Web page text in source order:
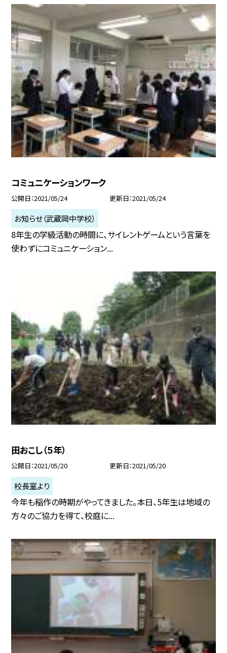
コミュニケーションワーク
公開日 2021/05/24 更新日 2021/05/24
お知らせ（武蔵岡中学校）
8年生の学級活動の時間に、サイレントゲームという言葉を
使わずにコミュニケーション...
田おこし（５年）
公開日 2021/05/20 更新日 2021/05/20
校長室より
今年も稲作の時期がやってきました。本日、5年生は地域の
方々のご協力を得て、校庭に...